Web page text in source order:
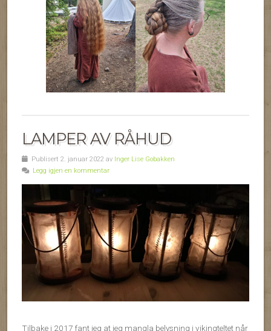
LAMPER AV RÅHUD
Publisert 2. januar 2022 av Inger Lise Gobakken
Legg igjen en kommentar
Tilbake i 2017 fant jeg at jeg mangla belysning i vikingteltet når